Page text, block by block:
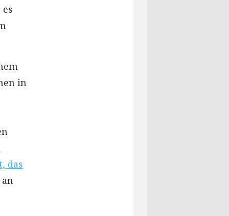
in
das